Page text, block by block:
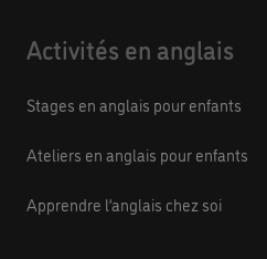
Activités en anglais
Stages en anglais pour enfants
Ateliers en anglais pour enfants
Apprendre l’anglais chez soi